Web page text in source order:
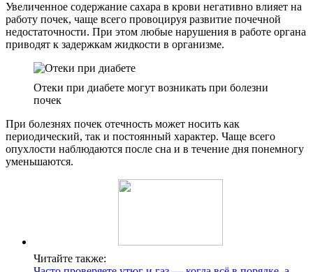
Увеличенное содержание сахара в крови негативно влияет на
работу почек, чаще всего провоцируя развитие почечной
недостаточности. При этом любые нарушения в работе органа
приводят к задержкам жидкости в организме.
Отеки при диабете могут возникать при болезни
почек
При болезнях почек отечность может носить как
периодический, так и постоянный характер. Чаще всего
опухлости наблюдаются после сна и в течение дня понемногу
уменьшаются.
Читайте также: